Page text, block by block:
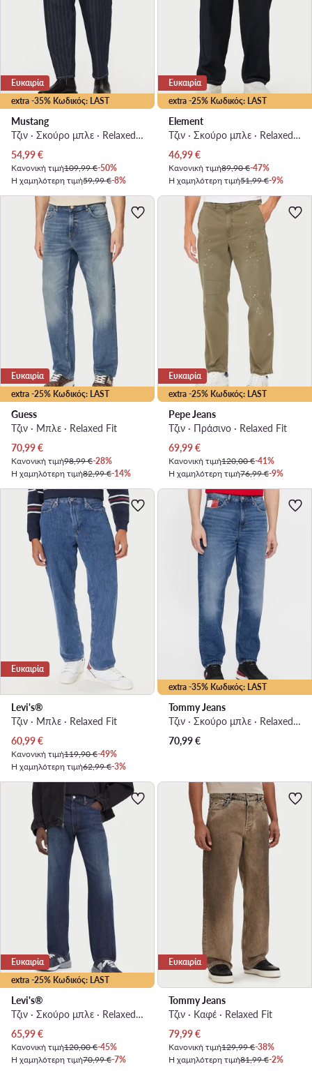
extra -35% Κωδικός: LAST
Ευκαιρία
Mustang
Τζιν · Σκούρο μπλε · Relaxed Fit
Τρέχουσα τιμή
54,99€
Κανονική τιμή109,99 €-50%
Η χαμηλότερη τιμή59,99 €-8%
extra -25% Κωδικός: LAST
Ευκαιρία
Element
Τζιν · Σκούρο μπλε · Relaxed Fit
Τρέχουσα τιμή
46,99€
Κανονική τιμή89,90 €-47%
Η χαμηλότερη τιμή51,99 €-9%
extra -25% Κωδικός: LAST
Ευκαιρία
Guess
Τζιν · Μπλε · Relaxed Fit
Τρέχουσα τιμή
70,99€
Κανονική τιμή98,99 €-28%
Η χαμηλότερη τιμή82,99 €-14%
extra -25% Κωδικός: LAST
Ευκαιρία
Pepe Jeans
Τζιν · Πράσινο · Relaxed Fit
Τρέχουσα τιμή
69,99€
Κανονική τιμή120,00 €-41%
Η χαμηλότερη τιμή76,99 €-9%
Ευκαιρία
Levi's®
Τζιν · Μπλε · Relaxed Fit
Τρέχουσα τιμή
60,99€
Κανονική τιμή119,90 €-49%
Η χαμηλότερη τιμή62,99 €-3%
extra -35% Κωδικός: LAST
Tommy Jeans
Τζιν · Σκούρο μπλε · Relaxed Fit
70,99€
extra -25% Κωδικός: LAST
Ευκαιρία
Levi's®
Τζιν · Σκούρο μπλε · Relaxed Fit
Τρέχουσα τιμή
65,99€
Κανονική τιμή120,00 €-45%
Η χαμηλότερη τιμή70,99 €-7%
Ευκαιρία
Tommy Jeans
Τζιν · Καφέ · Relaxed Fit
Τρέχουσα τιμή
79,99€
Κανονική τιμή129,99 €-38%
Η χαμηλότερη τιμή81,99 €-2%